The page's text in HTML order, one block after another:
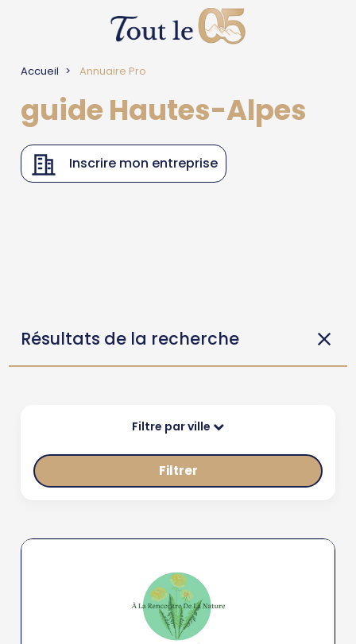
Accueil Annuaire Pro
guide Hautes-Alpes
Inscrire mon entreprise
Résultats de la recherche
Filtre par ville
Filtrer